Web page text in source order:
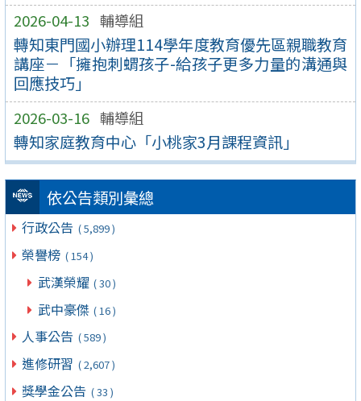
2026-04-13 輔導組
轉知東門國小辦理114學年度教育優先區親職教育
講座－「擁抱刺蝟孩子-給孩子更多力量的溝通與
回應技巧」
2026-03-16 輔導組
轉知家庭教育中心「小桃家3月課程資訊」
依公告類別彙總
行政公告 ( 5,899 )
榮譽榜 ( 154 )
武漢榮耀 ( 30 )
武中豪傑 ( 16 )
人事公告 ( 589 )
進修研習 ( 2,607 )
獎學金公告 ( 33 )